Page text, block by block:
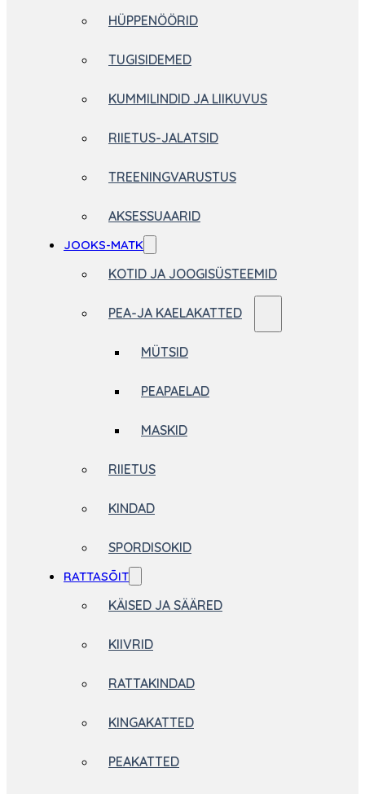
HÜPPENÖÖRID
TUGISIDEMED
KUMMILINDID JA LIIKUVUS
RIIETUS-JALATSID
TREENINGVARUSTUS
AKSESSUAARID
JOOKS-MATK
KOTID JA JOOGISÜSTEEMID
PEA-JA KAELAKATTED
MÜTSID
PEAPAELAD
MASKID
RIIETUS
KINDAD
SPORDISOKID
RATTASÕIT
KÄISED JA SÄÄRED
KIIVRID
RATTAKINDAD
KINGAKATTED
PEAKATTED